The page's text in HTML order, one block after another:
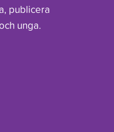
publicera
unga.